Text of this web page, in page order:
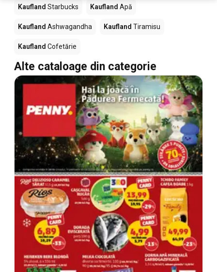
Kaufland Starbucks Kaufland Apă
Kaufland Ashwagandha Kaufland Tiramisu
Kaufland Cofetărie
Alte cataloage din categorie